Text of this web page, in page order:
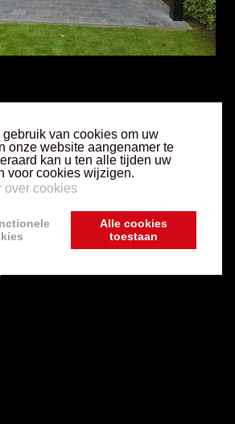
gebruik van cookies om uw
onze website aangenamer te
kan u ten alle tijden uw
voor cookies wijzigen.
over cookies
Alle cookies
toestaan
overdekkingen die uw tuin
comfortabele leefruimte. Of het
zithoek, een speelruimte
plek om te ontspannen, onze
om uw buitenleven te